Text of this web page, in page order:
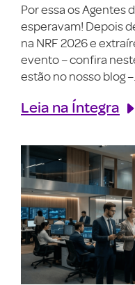
Por essa os Agentes
esperavam! Depois
na NRF 2026 e
evento – confira
estão no nosso blog
Leia na Íntegra